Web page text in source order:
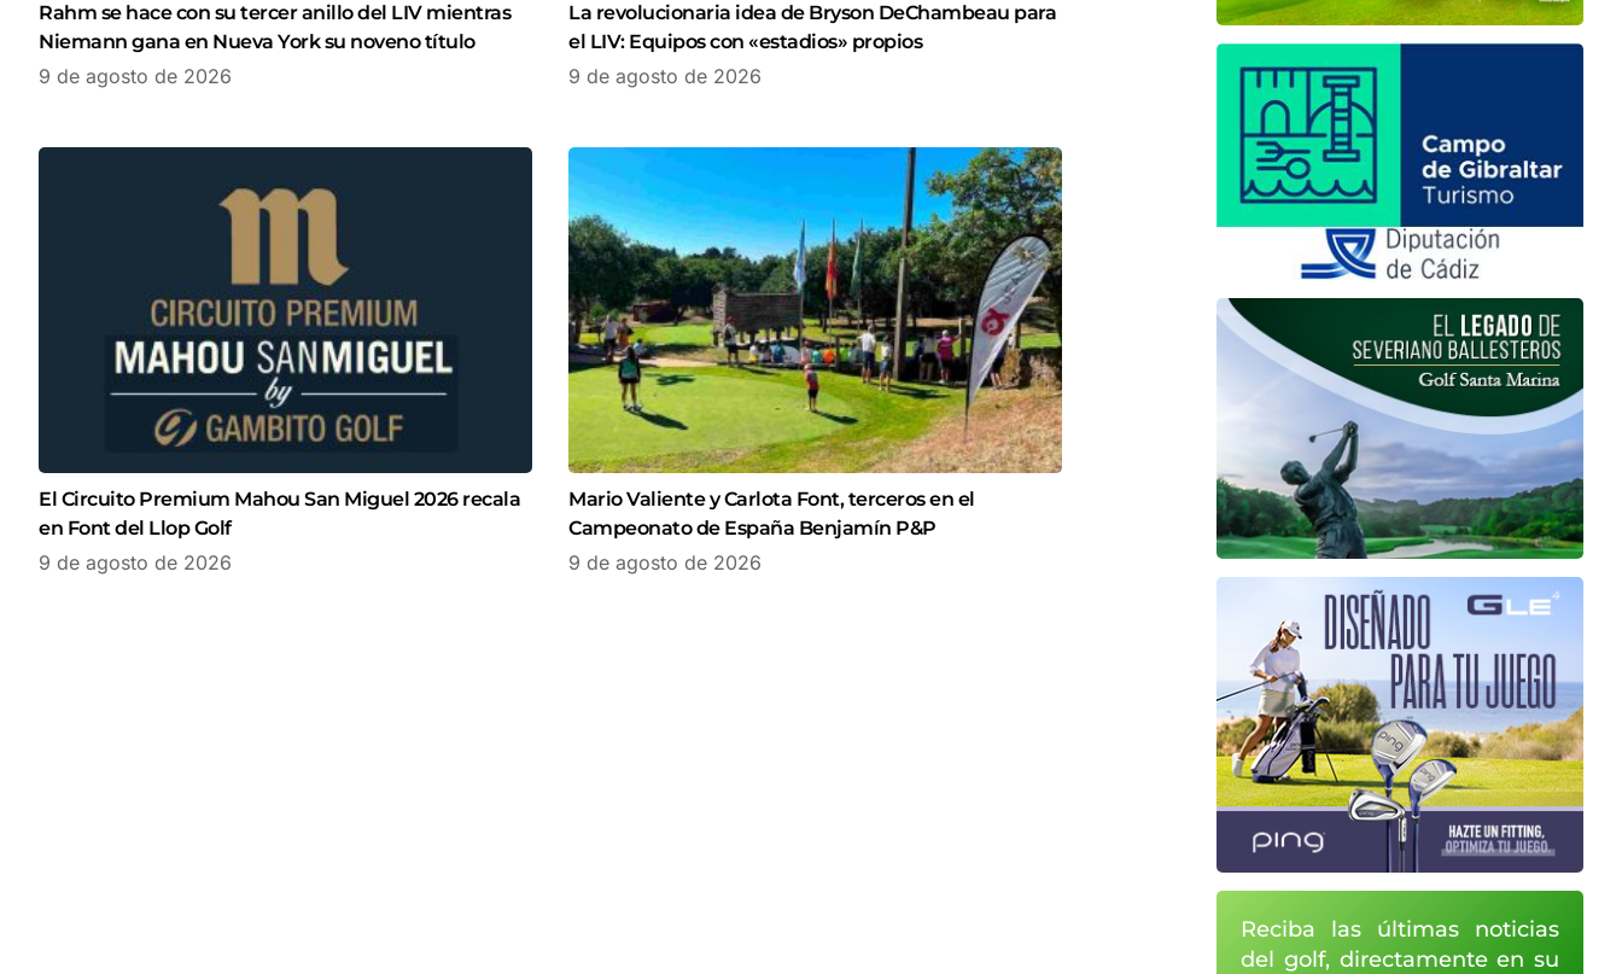
Rahm se hace con su tercer anillo del LIV mientras
Niemann gana en Nueva York su noveno título
9 de agosto de 2026
La revolucionaria idea de Bryson DeChambeau para
el LIV: Equipos con «estadios» propios
9 de agosto de 2026
El Circuito Premium Mahou San Miguel 2026 recala
en Font del Llop Golf
9 de agosto de 2026
Mario Valiente y Carlota Font, terceros en el
Campeonato de España Benjamín P&P
9 de agosto de 2026
Reciba las últimas noticias
del golf, directamente en su